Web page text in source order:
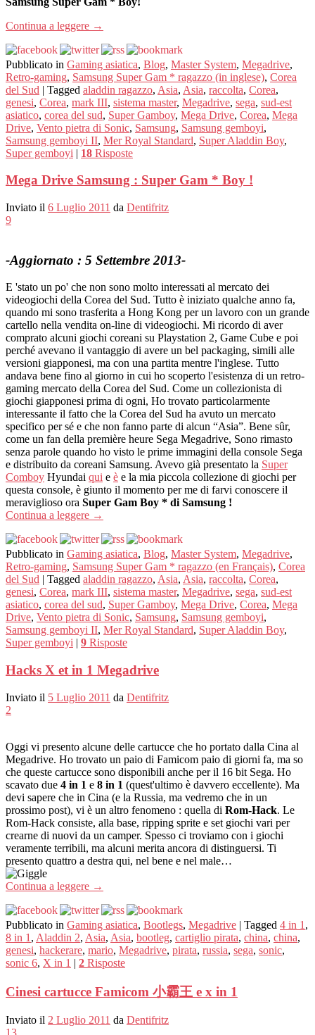
Continua a leggere →
Pubblicato in Gaming asiatica, Blog, Master System, Megadrive,
Retro-gaming, Samsung Super Gam * ragazzo (in inglese), Corea
del Sud | Tagged aladdin ragazzo, Asia, Asia, raccolta, Corea,
genesi, Corea, mark III, sistema master, Megadrive, sega, sud-est
asiatico, corea del sud, Super Gamboy, Mega Drive, Corea, Mega
Drive, Vento pietra di Sonic, Samsung, Samsung gemboyi,
Samsung gemboyi II, Mer Royal Standard, Super Aladdin Boy,
Super gemboyi | 18 Risposte
Mega Drive Samsung : Super Gam * Boy !
Inviato il 6 Luglio 2011 da Dentifritz
9
-Aggiornato : 5 Settembre 2013-
E 'stato un po' che non sono molto interessati al mercato dei
videogiochi della Corea del Sud. Tutto è iniziato qualche anno fa,
quando mi sono trasferita a Hong Kong per un lavoro con un grande
cartello nella vendita on-line di videogiochi. Mi ricordo di aver
comprato alcuni giochi coreani su Playstation 2, Game Cube e poi
perché avevano il vantaggio di avere un bel packaging, simili alle
versioni giapponesi, ma con una partita mentre l'inglese. Tutto
andava bene fino al giorno in cui ho scoperto l'esistenza di un retro-
gaming mercato della Corea del Sud. Come un collezionista di
giochi giapponesi prima di ogni, Ho trovato particolarmente
interessante il fatto che la Corea del Sud ha avuto un mercato
specifico per sé e che non fanno parte di alcun “Asia”. Bene sûr,
come un fan della première heure Sega Megadrive, Sono rimasto
senza parole quando ho visto le prime immagini della console Sega
e distribuito da coreani Samsung. Avevo già presentato la Super
Comboy Hyundai qui e è e la mia piccola collezione di giochi per
questa console, è giunto il momento per me di farvi conoscere il
meraviglioso ora Super Gam Boy * di Samsung !
Continua a leggere →
Pubblicato in Gaming asiatica, Blog, Master System, Megadrive,
Retro-gaming, Samsung Super Gam * ragazzo (en Français), Corea
del Sud | Tagged aladdin ragazzo, Asia, Asia, raccolta, Corea,
genesi, Corea, mark III, sistema master, Megadrive, sega, sud-est
asiatico, corea del sud, Super Gamboy, Mega Drive, Corea, Mega
Drive, Vento pietra di Sonic, Samsung, Samsung gemboyi,
Samsung gemboyi II, Mer Royal Standard, Super Aladdin Boy,
Super gemboyi | 9 Risposte
Hacks X et in 1 Megadrive
Inviato il 5 Luglio 2011 da Dentifritz
2
Oggi vi presento alcune delle cartucce che ho portato dalla Cina al
Megadrive. Ho trovato un paio di Famicom paio di giorni fa, ma so
che queste cartucce sono disponibili anche per il 16 bit Sega. Ho
scavato due 4 in 1 e 8 in 1 (quest'ultimo è davvero eccellente). Ma
devi sapere che in Cina (e la Russia, ma vedremo che in un
prossimo post), vi è un altro fenomeno : quella di Rom-Hack. Le
Rom-Hack consiste, alla base, ripping sprite e set giochi vari per
crearne di nuovi da un camper. Spesso ci troviamo con i giochi
veramente terribili, ma alcuni merita ancora di distinguersi. Ti
presento quattro a destra qui, nel bene e nel male…
Continua a leggere →
Pubblicato in Gaming asiatica, Bootlegs, Megadrive | Tagged 4 in 1 ,
8 in 1 , Aladdin 2, Asia, Asia, bootleg, cartiglio pirata, china, china,
genesi, hackerare, mario, Megadrive, pirata, russia, sega, sonic,
sonic 6, X in 1 | 2 Risposte
Cinesi cartucce Famicom 小霸王 e x in 1
Inviato il 2 Luglio 2011 da Dentifritz